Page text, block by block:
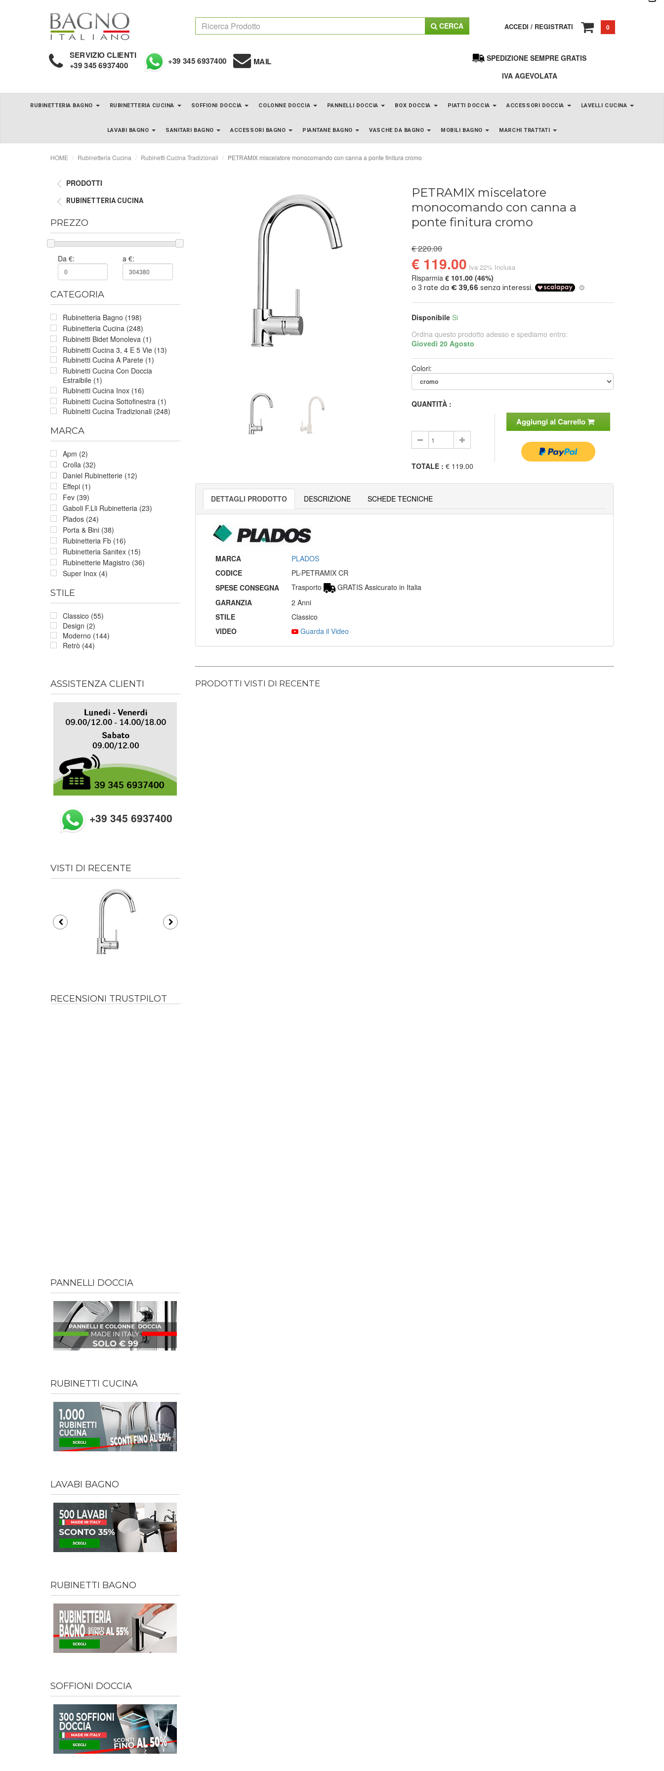
CERCA ACCEDI / REGISTRATI 0
SERVIZIO CLIENTI
+39 345 6937400 +39 345 6937400 MAIL
SPEDIZIONE SEMPRE GRATIS
IVA AGEVOLATA
RUBINETTERIA BAGNO RUBINETTERIA CUCINA SOFFIONI DOCCIA COLONNE DOCCIA PANNELLI DOCCIA BOX DOCCIA PIATTI DOCCIA ACCESSORI DOCCIA LAVELLI CUCINA
LAVABI BAGNO SANITARI BAGNO ACCESSORI BAGNO PIANTANE BAGNO VASCHE DA BAGNO MOBILI BAGNO MARCHI TRATTATI
HOME Rubinetteria Cucina Rubinetti Cucina Tradizionali PETRAMIX miscelatore monocomando con canna a ponte finitura cromo
PRODOTTI
RUBINETTERIA CUCINA
PREZZO
Da €: a €:
CATEGORIA
Rubinetteria Bagno (198)
Rubinetteria Cucina (248)
Rubinetti Bidet Monoleva (1)
Rubinetti Cucina 3, 4 E 5 Vie (13)
Rubinetti Cucina A Parete (1)
Rubinetti Cucina Con Doccia
Estraibile (1)
Rubinetti Cucina Inox (16)
Rubinetti Cucina Sottofinestra (1)
Rubinetti Cucina Tradizionali (248)
MARCA
Apm (2)
Crolla (32)
Daniel Rubinetterie (12)
Effepi (1)
Fev (39)
Gaboli F.Lli Rubinetteria (23)
Plados (24)
Porta & Bini (38)
Rubinetteria Fb (16)
Rubinetteria Sanitex (15)
Rubinetterie Magistro (36)
Super Inox (4)
STILE
Classico (55)
Design (2)
Moderno (144)
Retrò (44)
ASSISTENZA CLIENTI
+39 345 6937400
VISTI DI RECENTE
RECENSIONI TRUSTPILOT
PANNELLI DOCCIA
RUBINETTI CUCINA
LAVABI BAGNO
RUBINETTI BAGNO
SOFFIONI DOCCIA
PETRAMIX miscelatore
monocomando con canna a
ponte finitura cromo
€ 220.00
€ 119.00 Iva 22% Inclusa
Risparmia€ 101.00 (46%)
Disponibile Si
Ordina questo prodotto adesso e spediamo entro:
Giovedì 20 Agosto
Colori:
QUANTITÀ :
Aggiungi al Carrello
TOTALE : € 119.00
DETTAGLI PRODOTTO DESCRIZIONE SCHEDE TECNICHE
MARCA
PLADOS
CODICE
PL-PETRAMIX CR
SPESE CONSEGNA
Trasporto
GRATIS Assicurato in Italia
GARANZIA
2 Anni
STILE
Classico
VIDEO
Guarda il Video
PRODOTTI VISTI DI RECENTE